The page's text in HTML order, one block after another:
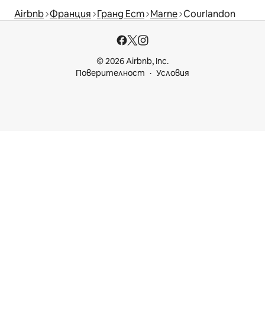
Airbnb Франция Гранд Ест Marne Courlandon
© 2026 Airbnb, Inc.
Поверителност
Условия